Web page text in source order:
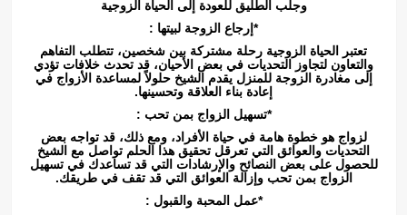
وجلب الطليق للعودة إلى الحياة الزوجية
*إرجاع الزوجة لبيتها :
تعتبر الحياة الزوجية رحلة مشتركة بين شخصين، تتطلب التفاهم
والتعاون لتجاوز التحديات في بعض الأحيان، قد تحدث خلافات تؤدي
إلى مغادرة الزوجة للمنزل يقدم الشيخ حلولاً لمساعدة الأزواج في
إعادة بناء العلاقة وتحسينها.
*تسهيل الزواج بمن تحب :
لزواج هو خطوة هامة في حياة الأفراد، ومع ذلك، قد تواجه بعض
التحديات والعوائق التي تعرقل تحقيق هذا الحلم تواصل مع الشيخ
للحصول على بعض النصائح والإرشادات التي قد تساعدك في تسهيل
الزواج بمن تحب وإزالة العوائق التي قد تقف في طريقك.
*عمل المحبة والقبول :